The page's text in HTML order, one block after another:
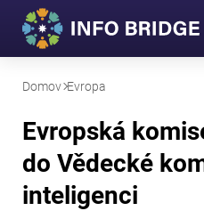
Domov Evropa
Evropská
do Vědecké
inteligenci